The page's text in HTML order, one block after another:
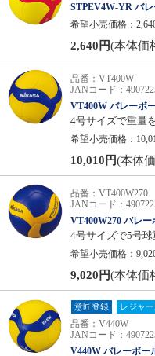
STPEV4W-YR バ
希望小売価格：
2,640円(本体価
品番：VT400W
JANコード：
VT400W バレーボ
4号サイズで重量
希望小売価格：
10,010円(本体
品番：VT400W270
JANコード：
VT400W270 バレ
4号サイズで5号
希望小売価格：
9,020円(本体価
意匠登録 レジャ
品番：V440W
JANコード：
V440W バレーボー